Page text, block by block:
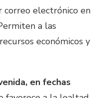
correo electrónico en
a las
económicos y
en fechas